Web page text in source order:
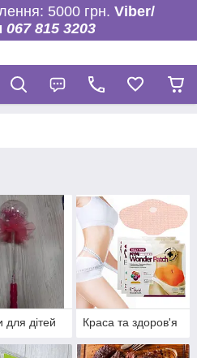
5000 грн. Viber/
067 815 3203
для дітей Краса та здоров'я